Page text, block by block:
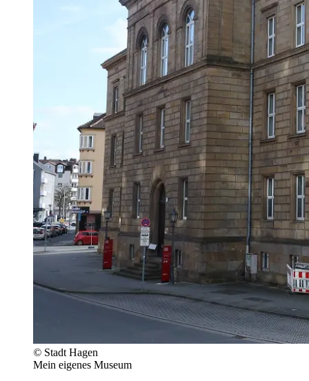
© Stadt Hagen
Mein eigenes Museum